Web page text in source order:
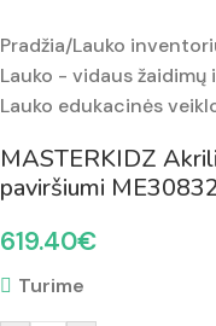
Pradžia/Lauko
Lauko - vidaus
Lauko edukacinės
MASTERKIDZ
paviršiumi
619.40€
Turime